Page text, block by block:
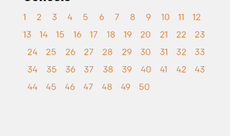
1 2 3 4 5 6 7 8 9 10 11
12
13
14 15 16 17 18 19 20 21 22
23
24
25 26 27 28 29 30 31 32
33
34
35 36 37 38 39 40 41 42
43
44
45 46 47 48 49 50